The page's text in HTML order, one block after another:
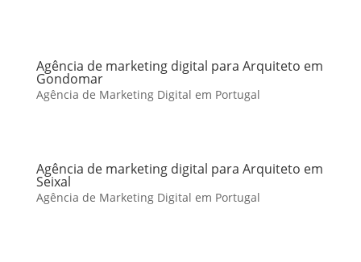
Agência de marketing digital para Arquiteto em
Gondomar
Agência de Marketing Digital em Portugal
Agência de marketing digital para Arquiteto em
Seixal
Agência de Marketing Digital em Portugal